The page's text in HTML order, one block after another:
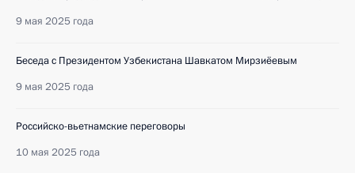
9 мая 2025 года
Беседа с Президентом Узбекистана Шавкатом Мирзиёевым
9 мая 2025 года
Российско-вьетнамские переговоры
10 мая 2025 года